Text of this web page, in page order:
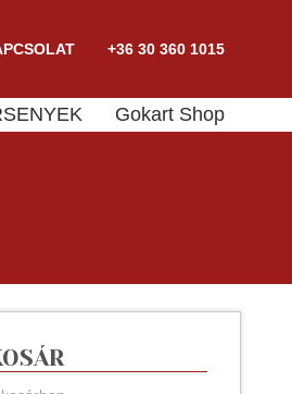
+36 30 360 1015
Gokart Shop